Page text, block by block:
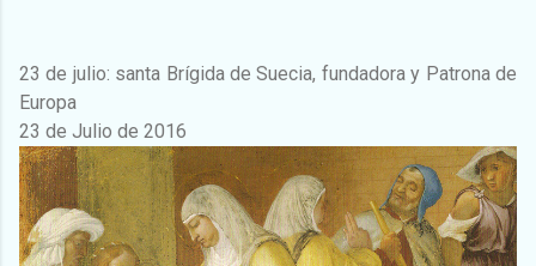
23 de julio: santa Brígida de Suecia, fundadora y Patrona de
Europa
23 de Julio de 2016